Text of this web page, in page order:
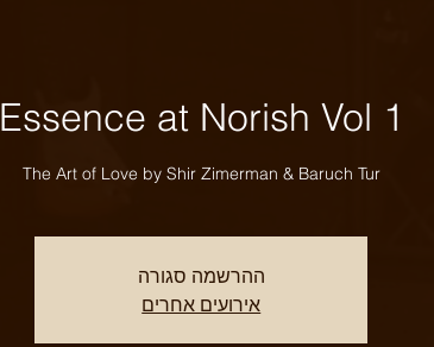
Essence at Norish Vol 1
The Art of Love by Shir Zimerman & Baruch Tur
ההרשמה סגורה
אירועים אחרים